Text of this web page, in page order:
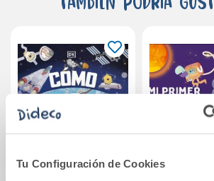
Tu Configuración de Cookies